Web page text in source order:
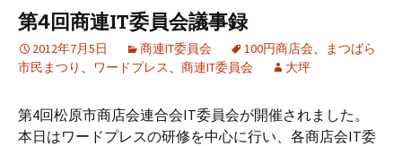
プ
第4回商連IT委員会議事録
2012年7月5日 商連IT委員会 100円商店会、
まつばら
市民まつり 、 ワードプレス、 商連IT委員会 大坪
第4回松原市商店会連合会IT委員会が開催されました。
本日はワードプレスの研修を中心に行い、各商店会IT委